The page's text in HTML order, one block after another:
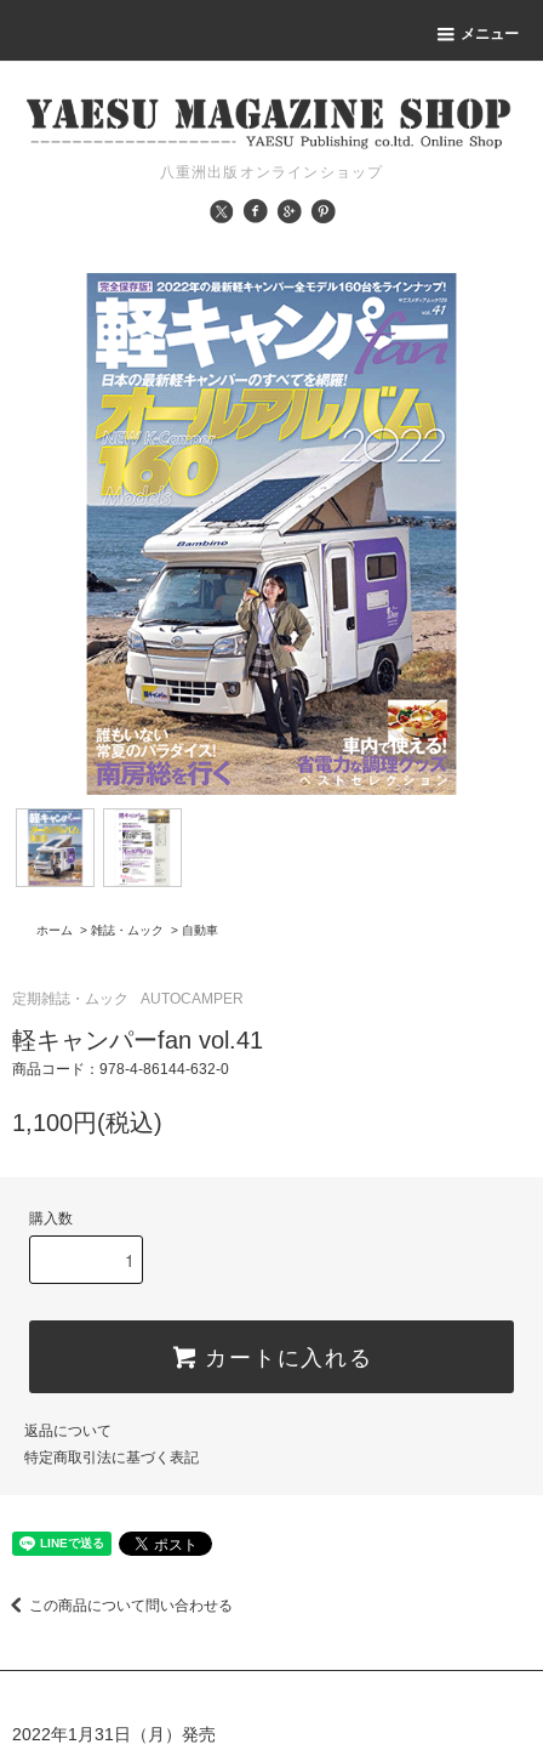
メニュー
八重洲出版オンラインショップ
ホーム > 雑誌・ムック > 自動車
定期雑誌・ムック AUTOCAMPER
軽キャンパーfan vol.41
商品コード：978-4-86144-632-0
1,100円(税込)
購入数
カートに入れる
返品について
特定商取引法に基づく表記
この商品について問い合わせる
2022年1月31日（月）発売